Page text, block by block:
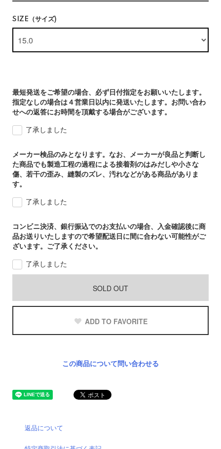
SIZE（サイズ)
最短発送をご希望の場合、必ず日付指定をお願いいたします。
指定なしの場合は４営業日以内に発送いたします。お問い合わ
せへの返答にお時間を頂戴する場合がございます。
了承しました
メーカー検品のみとなります。なお、メーカーが良品と判断し
た商品でも製造工程の過程による接着剤のはみだしや小さな
傷、若干の歪み、縫製のズレ、汚れなどがある商品がありま
す。
了承しました
コンビニ決済、銀行振込でのお支払いの場合、入金確認後に商
品お送りいたしますので希望配送日に間に合わない可能性がご
ざいます。ご了承ください。
了承しました
SOLD OUT
ADD TO FAVORITE
この商品について問い合わせる
返品について